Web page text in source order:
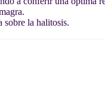
sobre la halitosis.